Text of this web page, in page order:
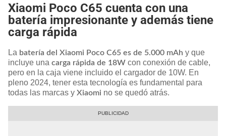
Xiaomi Poco C65 cuenta con una
batería impresionante y además tiene
carga rápida
La batería del Xiaomi Poco C65 es de 5.000 mAh y que
incluye una carga rápida de 18W con conexión de cable,
pero en la caja viene incluido el cargador de 10W. En
pleno 2024, tener esta tecnología es fundamental para
todas las marcas y Xiaomi no se quedó atrás.